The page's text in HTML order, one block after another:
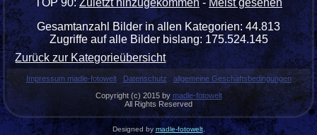
TOP 90: Zuletzt hinzugekommen- Meist gesehen
Gesamtanzahl Bilder in allen Kategorien: 44.813
Zugriffe auf alle Bilder bislang: 175.524.145
Zurück zur Kategorieübersicht
Impressum madle-fotowelt Datenschutz
allgemeine Geschäftsbedingungen
Copyright (c) 2015 by madle-fotowelt
All Rights Reserved
Designed bymadle-fotowelt.